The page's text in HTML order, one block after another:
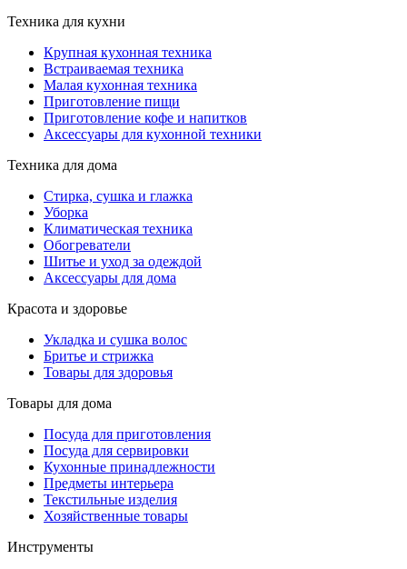
Техника для кухни
Крупная кухонная техника
Встраиваемая техника
Малая кухонная техника
Приготовление пищи
Приготовление кофе и напитков
Аксессуары для кухонной техники
Техника для дома
Стирка, сушка и глажка
Уборка
Климатическая техника
Обогреватели
Шитье и уход за одеждой
Аксессуары для дома
Красота и здоровье
Укладка и сушка волос
Бритье и стрижка
Товары для здоровья
Товары для дома
Посуда для приготовления
Посуда для сервировки
Кухонные принадлежности
Предметы интерьера
Текстильные изделия
Хозяйственные товары
Инструменты